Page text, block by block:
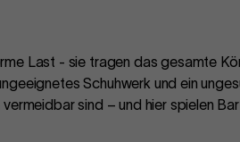
Last - sie tragen das gesamte
Schuhwerk und ein
sind – und hier spielen